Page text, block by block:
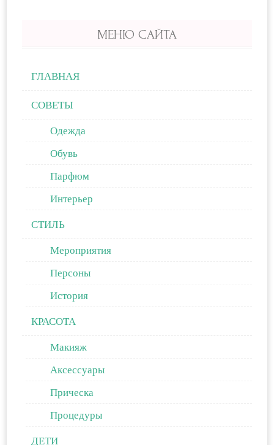
МЕНЮ САЙТА
ГЛАВНАЯ
СОВЕТЫ
Одежда
Обувь
Парфюм
Интерьер
СТИЛЬ
Мероприятия
Персоны
История
КРАСОТА
Макияж
Аксессуары
Прическа
Процедуры
ДЕТИ